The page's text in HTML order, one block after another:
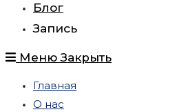
Блог
Запись
Меню Закрыть
Главная
О нас